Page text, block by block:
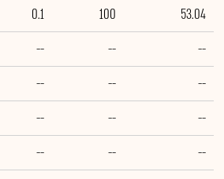
53.04
100
0.1
--
--
--
--
--
--
--
--
--
--
--
--